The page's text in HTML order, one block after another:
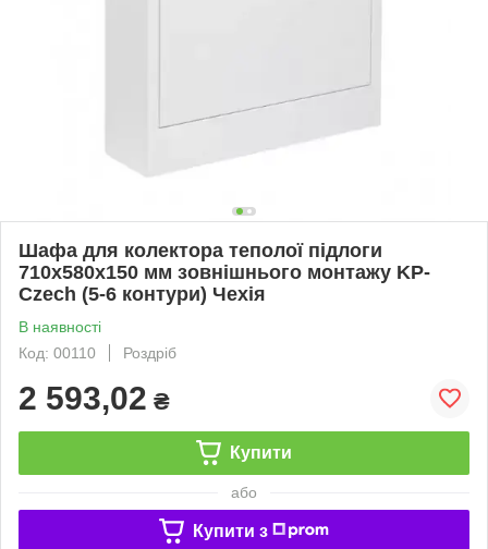
Шафа для колектора теполої підлоги
710x580x150 мм зовнішнього монтажу KP-
Czech (5-6 контури) Чехія
В наявності
Код: 00110
Роздріб
2 593,02 ₴
Купити
або
Купити з